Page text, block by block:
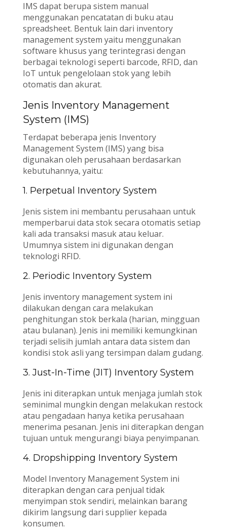
IMS dapat berupa sistem manual
menggunakan pencatatan di buku atau
spreadsheet. Bentuk lain dari inventory
management system yaitu menggunakan
software khusus yang terintegrasi dengan
berbagai teknologi seperti barcode, RFID, dan
IoT untuk pengelolaan stok yang lebih
otomatis dan akurat.
Jenis Inventory Management
System (IMS)
Terdapat beberapa jenis Inventory
Management System (IMS) yang bisa
digunakan oleh perusahaan berdasarkan
kebutuhannya, yaitu:
1. Perpetual Inventory System
Jenis sistem ini membantu perusahaan untuk
memperbarui data stok secara otomatis setiap
kali ada transaksi masuk atau keluar.
Umumnya sistem ini digunakan dengan
teknologi RFID.
2. Periodic Inventory System
Jenis inventory management system ini
dilakukan dengan cara melakukan
penghitungan stok berkala (harian, mingguan
atau bulanan). Jenis ini memiliki kemungkinan
terjadi selisih jumlah antara data sistem dan
kondisi stok asli yang tersimpan dalam gudang.
3. Just-In-Time (JIT) Inventory System
Jenis ini diterapkan untuk menjaga jumlah stok
seminimal mungkin dengan melakukan restock
atau pengadaan hanya ketika perusahaan
menerima pesanan. Jenis ini diterapkan dengan
tujuan untuk mengurangi biaya penyimpanan.
4. Dropshipping Inventory System
Model Inventory Management System ini
diterapkan dengan cara penjual tidak
menyimpan stok sendiri, melainkan barang
dikirim langsung dari supplier kepada
konsumen.